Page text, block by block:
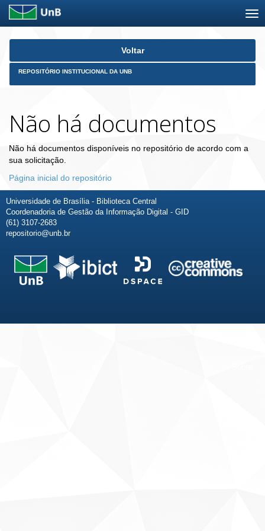
Skip
Voltar
REPOSITÓRIO INSTITUCIONAL DA UNB
Não há documentos
Não há documentos disponíveis no repositório de acordo com a
sua solicitação.
Página inicial do repositório
Universidade de Brasília - Biblioteca Central
Coordenadoria de Gestão da Informação Digital - GID
(61) 3107-2683
repositorio@unb.br